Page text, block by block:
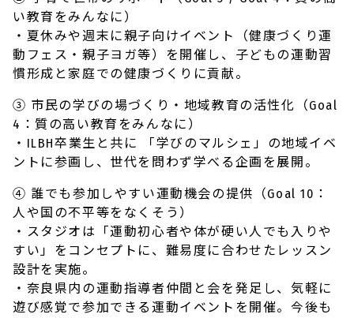
い教育をみんなに）
・夏休みや週末に親子向けイベント（健康づくり運
動フェス・親子ヨガ等）を開催し、子どもの運動習
慣形成と家庭での健康づくりに貢献。
③ 市民の学びの場づくり・地域教育の活性化（Goal
4：質の高い教育をみんなに）
・ILBH卒業生と共に 「学びのマルシェ」の地域イベ
ントに参画し、世代を問わず学べる企画を展開。
④ 誰でも参加しやすい運動機会の提供（Goal 10：
人や国の不平等をなくそう）
・スタジオは「運動初心者や体が硬い人でも入りや
すい」をコンセプトに、難易度に合わせたレッスン
設計を実施。
・奈良県内の運動指導者仲間と会を発足し、気軽に
遊び感覚で参加できる運動イベントを開催。今後も